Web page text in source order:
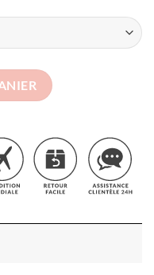
Vshape™